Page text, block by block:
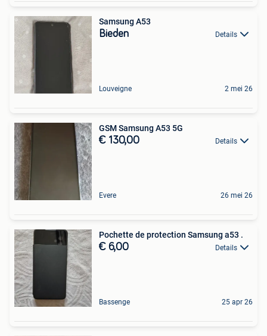
Samsung A53
Bieden Details
Louveigne 2 mei 26
GSM Samsung A53 5G
€ 130,00 Details
Evere 26 mei 26
Pochette de protection Samsung a53 .
€ 6,00 Details
Bassenge 25 apr 26